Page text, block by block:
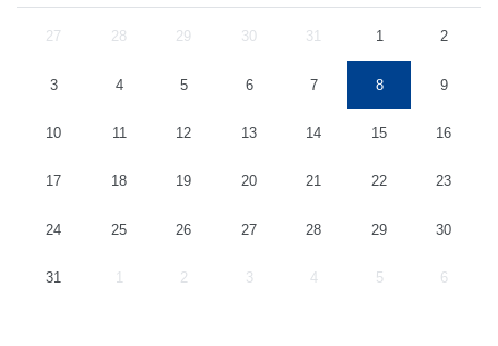
27 28 29 30 31 1 2
3 4 5 6 7 8 9
10 11 12 13 14 15 16
17 18 19 20 21 22 23
24 25 26 27 28 29 30
31 1 2 3 4 5 6